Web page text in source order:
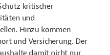
kritischer
und
Hinzu kommen
und Versicherung. Der
damit nicht nur